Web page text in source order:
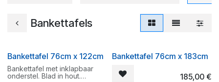
Bankettafels
Bankettafel 76cm x 122cm
Bankettafel met inklapbaar
onderstel. Blad in hout.
Bankettafel 76cm x 183cm
185,00€